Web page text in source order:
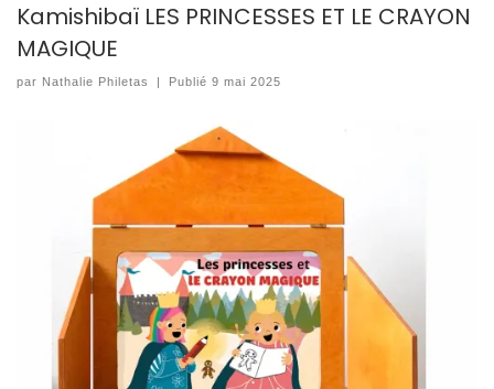
Kamishibaï LES PRINCESSES ET LE CRAYON
MAGIQUE
par Nathalie Philetas Publié 9 mai 2025